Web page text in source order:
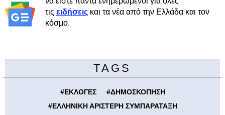
τις ειδήσεις και τα νέα από την Ελλάδα και τον
κόσμο.
TAGS
#ΕΚΛΟΓΕΣ #ΔΗΜΟΣΚΟΠΗΣΗ
#ΕΛΛΗΝΙΚΗ ΑΡΙΣΤΕΡΗ ΣΥΜΠΑΡΑΤΑΞΗ